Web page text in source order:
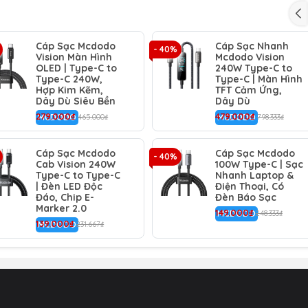
Cung cấp công suất sạc cực lớn, đáp ứng nhu cầu năng
máy tính bảng và sạc siêu nhanh cho điện thoại.
sự sang trọng của dòng Tungsten Gold với đầu cắm
mật độ cao. Sợi cáp không chỉ có vẻ ngoài đẳng cấp mà
năng của cổng Type-C.
và điện thoại.
Cáp Sạc Mcdodo
Vision Màn Hình
OLED | Type-C to
Type-C 240W,
Hợp Kim Kẽm,
Dây Dù Siêu Bền
279.000₫ 465.000₫
MCDODO
- 40%
Cáp Sạc Nhanh
Mcdodo Vision
240W Type-C to
Type-C | Màn Hình
TFT Cảm Ứng,
Dây Dù
479.000₫ 798.333₫
MCDODO
Cáp Sạc Mcdodo
Cab Vision 240W
Type-C to Type-C
| Đèn LED Độc
Đáo, Chip E-
Marker 2.0
139.000₫ 231.667₫
MCDODO
- 40%
Cáp Sạc Mcdodo
100W Type-C | Sạc
Nhanh Laptop &
Điện Thoại, Có
Đèn Báo Sạc
149.000₫ 248.333₫
MCDODO